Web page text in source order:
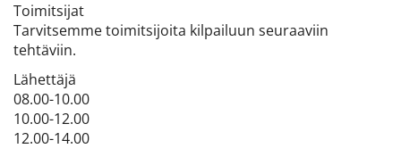
Toimitsijat
Tarvitsemme toimitsijoita kilpailuun seuraaviin
tehtäviin.
Lähettäjä
08.00-10.00
10.00-12.00
12.00-14.00